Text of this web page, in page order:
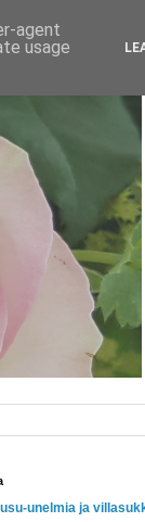
unelmia ja
agent
usage